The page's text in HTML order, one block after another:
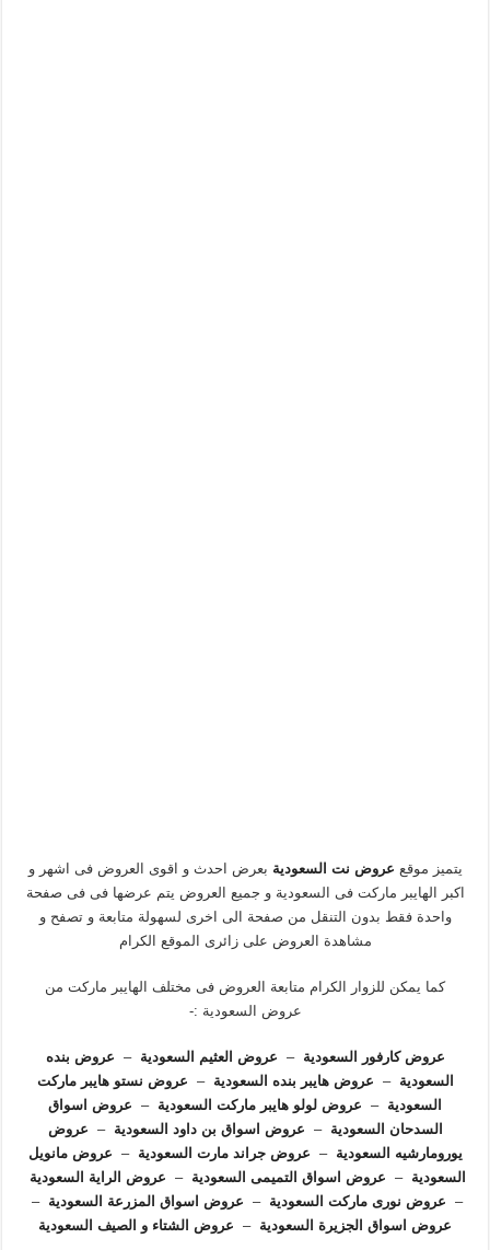
يتميز موقع عروض نت السعوديةبعرض احدث و اقوى العروض فى اشهر و
اكبر الهايبر ماركت فى السعودية و جميع العروض يتم عرضها فى فى صفحة
واحدة فقط بدون التنقل من صفحة الى اخرى لسهولة متابعة و تصفح و
مشاهدة العروض على زائرى الموقع الكرام
كما يمكن للزوار الكرام متابعة العروض فى مختلف الهايبر ماركت من
عروض السعودية :-
عروض كارفور السعودية – عروض العثيم السعودية –
عروض بنده
السعودية – عروض هايبر بنده السعودية –
عروض نستو هايبر ماركت
السعودية – عروض لولو هايبر ماركت السعودية –
عروض اسواق
السدحان السعودية – عروض اسواق بن داود السعودية –
عروض
يورومارشيه السعودية – عروض جراند مارت السعودية –
عروض مانويل
السعودية – عروض اسواق التميمى السعودية –
عروض الراية السعودية
–
عروض نورى ماركت السعودية – عروض اسواق المزرعة السعودية –
عروض اسواق الجزيرة السعودية – عروض الشتاء و الصيف السعودية